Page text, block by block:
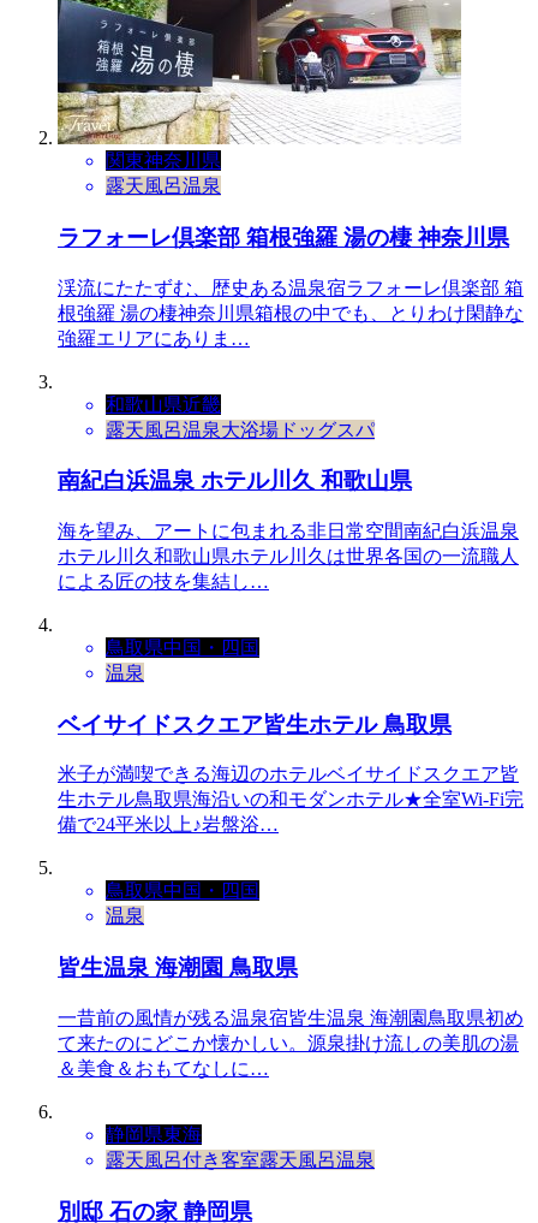
関東神奈川県
露天風呂温泉
ラフォーレ倶楽部 箱根強羅 湯の棲 神奈川県
渓流にたたずむ、歴史ある温泉宿ラフォーレ倶楽部 箱
根強羅 湯の棲神奈川県箱根の中でも、とりわけ閑静な
強羅エリアにありま…
和歌山県近畿
露天風呂温泉大浴場 ドッグスパ
南紀白浜温泉 ホテル川久 和歌山県
海を望み、アートに包まれる非日常空間南紀白浜温泉
ホテル川久和歌山県ホテル川久は世界各国の一流職人
による匠の技を集結し…
鳥取県中国・四国
温泉
ベイサイドスクエア皆生ホテル 鳥取県
米子が満喫できる海辺のホテルベイサイドスクエア皆
生ホテル鳥取県海沿いの和モダンホテル★全室Wi-Fi完
備で24平米以上♪岩盤浴…
鳥取県中国・四国
温泉
皆生温泉 海潮園 鳥取県
一昔前の風情が残る温泉宿皆生温泉 海潮園鳥取県初め
て来たのにどこか懐かしい。源泉掛け流しの美肌の湯
＆美食＆おもてなしに…
静岡県東海
露天風呂付き客室露天風呂温泉
別邸 石の家 静岡県